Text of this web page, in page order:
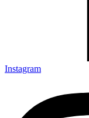
Instagram